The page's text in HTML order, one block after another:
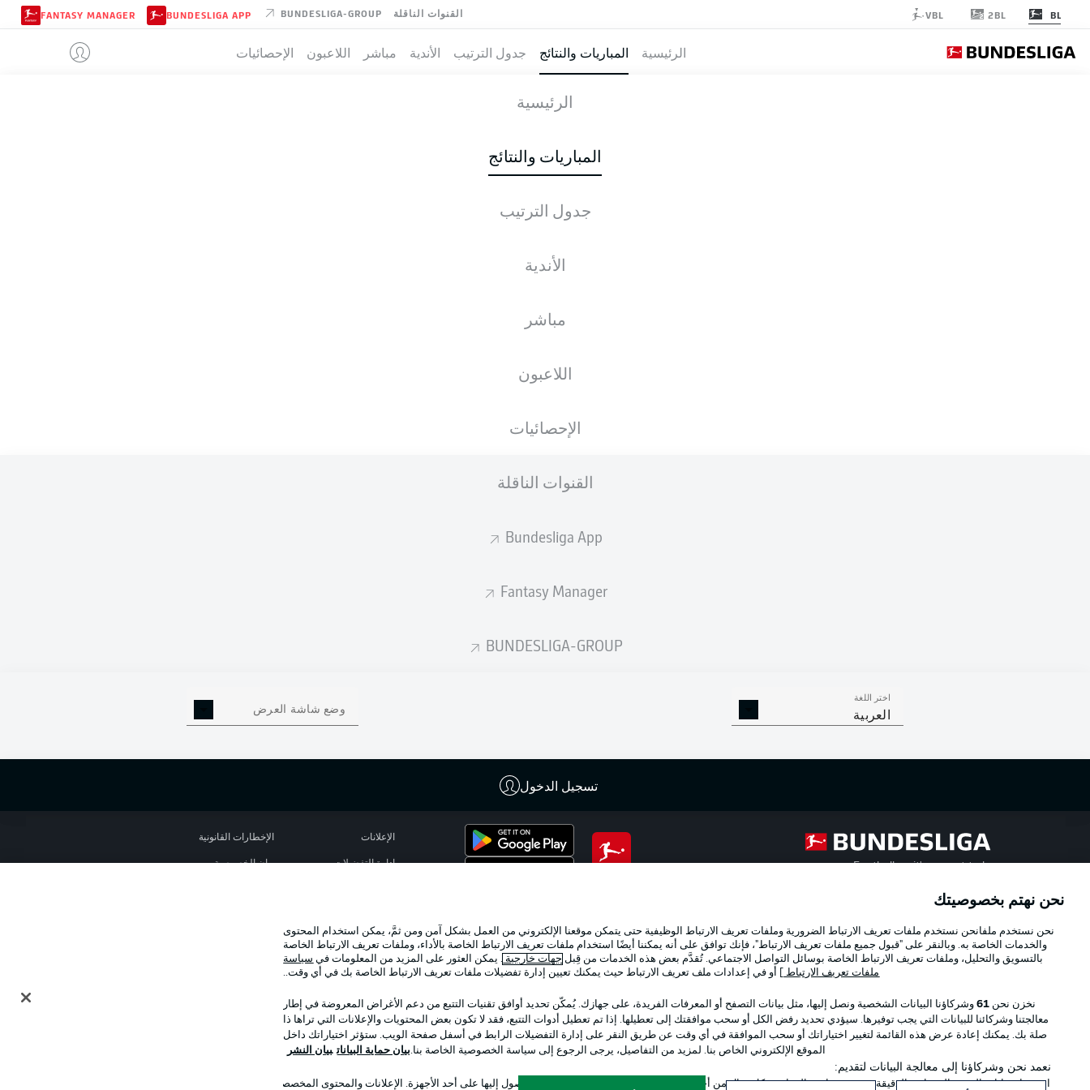
BL
2BL
VBL القنوات الناقلة BUNDESLIGA-GROUP
BUNDESLIGA APP
FANTASY MANAGER
الرئيسية المباريات والنتائج جدول الترتيب الأندية مباشر اللاعبون الإحصائيات
الرئيسية
المباريات والنتائج
جدول الترتيب
الأندية
مباشر
اللاعبون
الإحصائيات
القنوات الناقلة
Bundesliga App
Fantasy Manager
BUNDESLIGA-GROUP
اختر اللغة
العربية وضع شاشة العرض
تسجيل الدخول
التشكيلات
لم يُحدد موعد هذه الجولة بعد.
إعلان
Football as it's meant to be
Official Partners
الإعلانات الإخطارات القانونية
إدارة التفضيلات بيان الخصوصية
تواصل معنا
اختر اللغة
نحن نهتم بخصوصيتك
نحن نستخدم ملفانحن نستخدم ملفات تعريف الارتباط الضرورية وملفات تعريف الارتباط الوظيفية حتى يتمكن موقعنا الإلكتروني من العمل بشكل آمن ومن ثمَّ، يمكن استخدام المحتوى
والخدمات الخاصة به. وبالنقر على "قبول جميع ملفات تعريف الارتباط"، فإنك توافق على أنه يمكننا أيضًا استخدام ملفات تعريف الارتباط الخاصة بالأداء، وملفات تعريف الارتباط الخاصة
بالتسويق والتحليل، وملفات تعريف الارتباط الخاصة بوسائل التواصل الاجتماعي. تُقدَّم بعض هذه الخدمات من قِبل جهات خارجية . يمكن العثور على المزيد من المعلومات في سياسة
ملفات تعريف الارتباط
] أو في إعدادات ملف تعريف الارتباط حيث يمكنك تعيين إدارة تفضيلات ملفات تعريف الارتباط الخاصة بك في أي وقت..
نخزن نحن 61وشركاؤنا البيانات الشخصية ونصل إليها، مثل بيانات التصفح أو المعرفات الفريدة، على جهازك. يُمكّن تحديد أوافق تقنيات التتبع من دعم الأغراض المعروضة في إطار
معالجتنا وشركائنا للبيانات التي يجب توفيرها. سيؤدي تحديد رفض الكل أو سحب موافقتك إلى تعطيلها. إذا تم تعطيل أدوات التتبع، فقد لا تكون بعض المحتويات والإعلانات التي تراها ذا
صلة بك. يمكنك إعادة عرض هذه القائمة لتغيير اختياراتك أو سحب الموافقة في أي وقت عن طريق النقر على إدارة التفضيلات الرابط في أسفل صفحة الويب. ستؤثر اختياراتك داخل
الموقع الإلكتروني الخاص بنا. لمزيد من التفاصيل، يرجى الرجوع إلى سياسة الخصوصية الخاصة بنا.بيان حماية البيانات بيان النشر
نعمد نحن وشركاؤنا إلى معالجة البيانات لتقديم:
استخدام بيانات الموقع الجغرافي الدقيقة. فحص خصائص الجهاز بشكل فعال من أجل تحديد الهوية. تخزين المعلومات و/أو الوصول إليها على أحد الأجهزة. الإعلانات والمحتوى المخصصان